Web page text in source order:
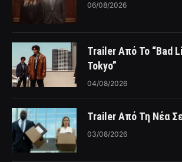
06/08/2026
Trailer Από Το “Bad
Tokyo”
04/08/2026
Trailer Από Τη Νέα
03/08/2026